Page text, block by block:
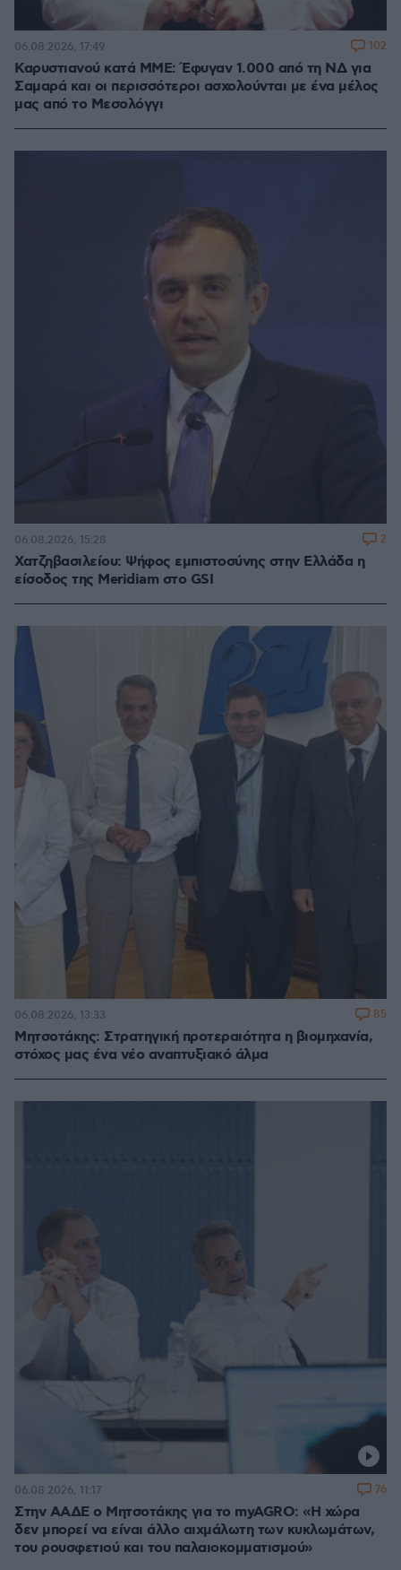
Καρυστιανού κατά ΜΜΕ: Έφυγαν 1.000 από τη ΝΔ για
Σαμαρά και οι περισσότεροι ασχολούνται με ένα μέλος
μας από το Μεσολόγγι
06.08.2026, 17:49 102
Χατζηβασιλείου: Ψήφος εμπιστοσύνης στην Ελλάδα η
είσοδος της Meridiam στο GSI
06.08.2026, 15:28 2
Μητσοτάκης: Στρατηγική προτεραιότητα η βιομηχανία,
στόχος μας ένα νέο αναπτυξιακό άλμα
06.08.2026, 13:33 85
Στην ΑΑΔΕ ο Μητσοτάκης για το myAGRO: «Η χώρα
δεν μπορεί να είναι άλλο αιχμάλωτη των κυκλωμάτων,
του ρουσφετιού και του παλαιοκομματισμού»
06.08.2026, 11:17 76